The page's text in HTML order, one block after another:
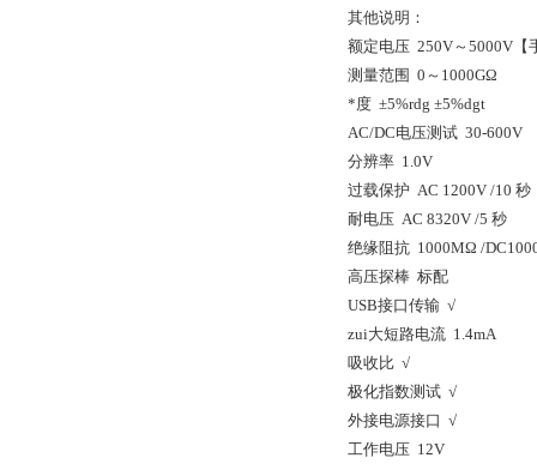
其他说明：
额定电压 250V～5000V【
测量范围 0～1000GΩ
*度 ±5%rdg ±5%dgt
AC/DC电压测试 30-600V
分辨率 1.0V
过载保护 AC 1200V /10 秒
耐电压 AC 8320V /5 秒
绝缘阻抗 1000MΩ /
高压探棒 标配
USB接口传输 √
zui大短路电流 1.4mA
吸收比 √
极化指数测试 √
外接电源接口 √
工作电压 12V